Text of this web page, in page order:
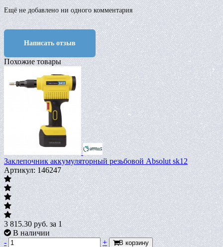
Ещё не добавлено ни одного комментария
Написать отзыв
Похожие товары
Заклепочник аккумуляторный резьбовой Absolut sk12
Артикул: 146247
3 815.30руб.за 1
В наличии
-
+ В корзину